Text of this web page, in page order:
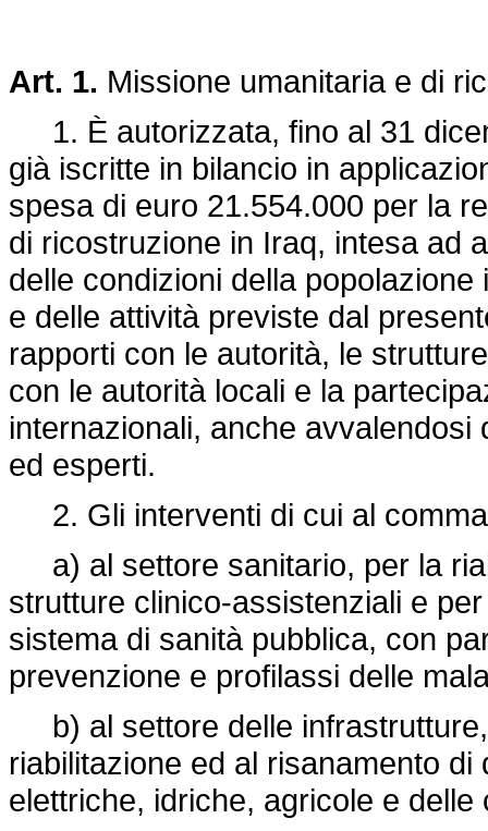
Art. 1. Missione umanitaria e di
1. È autorizzata, fino al 31
già iscritte in bilancio in
spesa di euro 21.554.000 per la
di ricostruzione in Iraq, intesa ad
delle condizioni della
e delle attività previste dal
rapporti con le autorità, le
con le autorità locali e la
internazionali, anche
ed esperti.
2. Gli interventi di cui al
a) al settore sanitario, per la
strutture clinico-assistenziali e
sistema di sanità pubblica, con
prevenzione e profilassi delle
b) al settore delle
riabilitazione ed al risanamento
elettriche, idriche, agricole e